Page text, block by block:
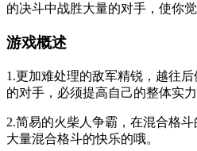
的决斗中战胜大量的对手，使你觉
游戏概述
1.更加难处理的敌军精锐，越往
的对手，必须提高自己的整体实力
2.简易的火柴人争霸，在混合格
大量混合格斗的快乐的哦。